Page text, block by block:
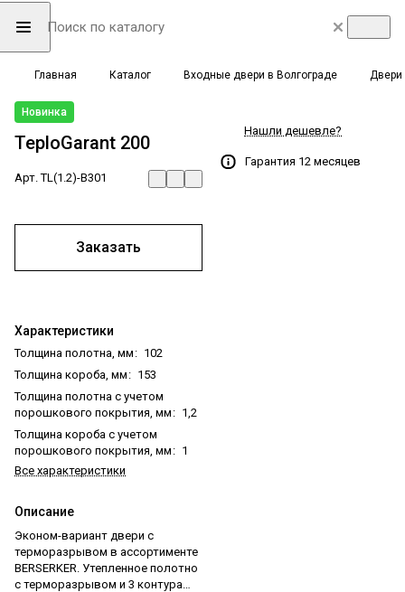
Главная Каталог Входные двери в Волгограде Двери
Новинка
TeploGarant 200
Арт.TL(1.2)-B301
Заказать
Характеристики
Толщина полотна, мм : 102
Толщина короба, мм : 153
Толщина полотна с учетом
порошкового покрытия, мм : 1,2
Толщина короба с учетом
порошкового покрытия, мм : 1
Все характеристики
Описание
Эконом-вариант двери с
терморазрывом в ассортименте
BERSERKER. Утепленное полотно
с терморазрывом и 3 контура
Нашли дешевле?
Гарантия 12 месяцев